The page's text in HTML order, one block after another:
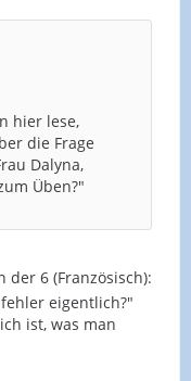
hier lese,
die Frage
Dalyna,
Üben?"
6 (Französisch):
eigentlich?"
ist, was man